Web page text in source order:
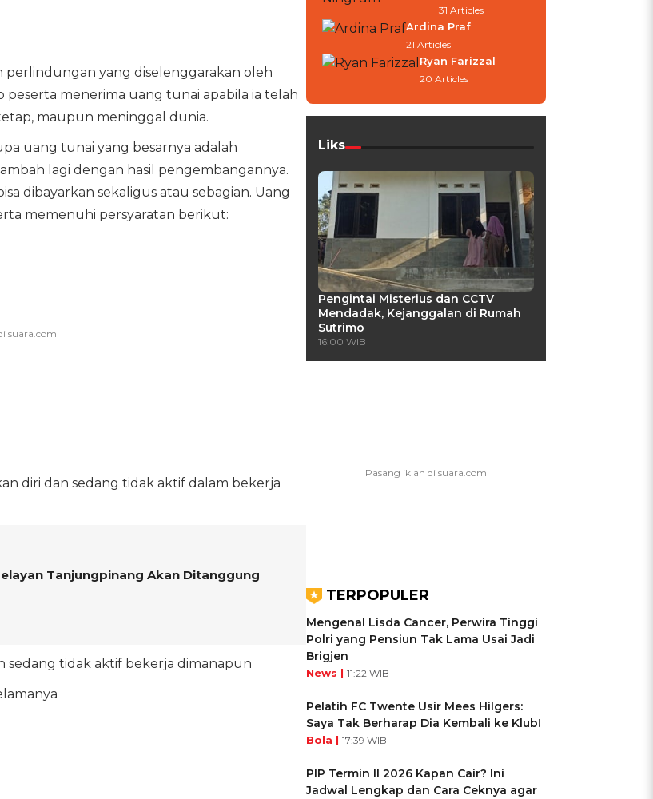
perlindungan yang diselenggarakan oleh
menerima uang tunai apabila ia telah
maupun meninggal dunia.
uang tunai yang besarnya adalah
lagi dengan hasil pengembangannya.
dibayarkan sekaligus atau sebagian. Uang
memenuhi persyaratan berikut:
diri dan sedang tidak aktif dalam bekerja
Tanjungpinang Akan Ditanggung
sedang tidak aktif bekerja dimanapun
31 Articles
Ardina Praf
21 Articles
Ryan Farizzal
20 Articles
Liks
Pengintai Misterius dan CCTV
Mendadak, Kejanggalan di Rumah
Sutrimo
16:00 WIB
TERPOPULER
Mengenal Lisda Cancer, Perwira Tinggi
Polri yang Pensiun Tak Lama Usai Jadi
Brigjen
News | 11:22 WIB
Pelatih FC Twente Usir Mees Hilgers:
Saya Tak Berharap Dia Kembali ke Klub!
Bola | 17:39 WIB
PIP Termin II 2026 Kapan Cair? Ini
Jadwal Lengkap dan Cara Ceknya agar